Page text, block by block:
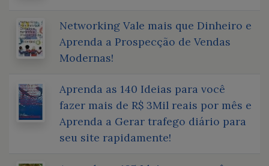
Networking Vale mais que Dinheiro e
Aprenda a Prospecção de Vendas
Modernas!
Aprenda as 140 Ideias para você
fazer mais de R$ 3Mil reais por mês e
Aprenda a Gerar trafego diário para
seu site rapidamente!